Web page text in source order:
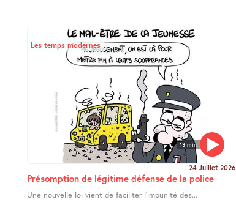
13 min
Les temps modernes
24 Juillet 2026
Présomption de légitime défense de la police
Une nouvelle loi vient de faciliter l’impunité des...